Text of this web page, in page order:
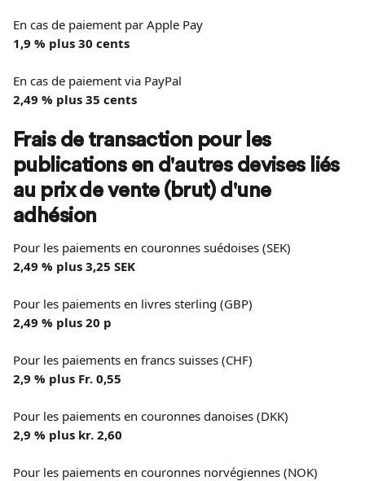
En cas de paiement par Apple Pay
1,9 % plus 30 cents
En cas de paiement via PayPal
2,49 % plus 35 cents
Frais de transaction pour les
publications en d'autres devises liés
au prix de vente (brut) d'une
adhésion
Pour les paiements en couronnes suédoises (SEK)
2,49 % plus 3,25 SEK
Pour les paiements en livres sterling (GBP)
2,49 % plus 20 p
Pour les paiements en francs suisses (CHF)
2,9 % plus Fr. 0,55
Pour les paiements en couronnes danoises (DKK)
2,9 % plus kr. 2,60
Pour les paiements en couronnes norvégiennes (NOK)